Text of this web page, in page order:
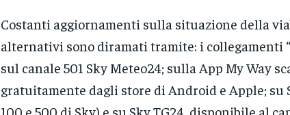
Costanti aggiornamenti sulla situazione della
alternativi sono diramati tramite: i collegamenti
sul canale 501 Sky Meteo24; sulla App My Way
gratuitamente dagli store di Android e Apple; su
100 e 500 di Sky) e su Sky TG24, disponibile al